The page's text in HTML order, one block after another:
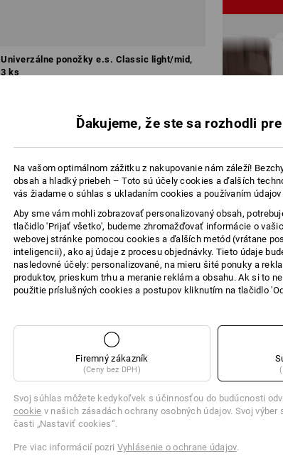
Univerzálne ponožky e.s. Classic light/mid,
3 ks
Ďakujeme, že ste sa rozhodli pre
Na vašom optimálnom zážitku z nakupovanie nám záleží!
obsah a hladký priebeh – Toto sú účely cookies a ďalších
vás žiadame o súhlas s ukladaním cookies a používaním
Aby sme vám mohli zobrazovať personalizovaný obsah,
tlačidlo 'Prijať všetko', budeme zhromažďovať informácie o
webovej stránke pomocou cookies a ďalších metód (vrátane
inteligencii), ako aj údaje z procesu objednávky. Tieto údaje
nasledovné účely: personalizované, na mieru šité ponuky a
produktov, prieskum trhu a meranie reklám a obsahu. Ak si to
použitie príslušných cookies a postupov kliknutím na tlačidlo
Firemný zákazník
(Ceny bez DPH)
Svoj súhlas môžete kedykoľvek s účinnosťou do budúcnosti
cookie v našich zásadách ochrany osobných údajov. Svoj
časti „Nastaviť cookies“.
Pre viac informácií pozri Vyhlásenie o ochrane údajov.